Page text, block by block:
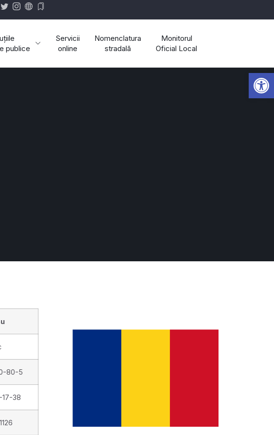
publice
Servicii
online
Nomenclatura
stradală
Monitorul
Oficial Local
80-5
17-38